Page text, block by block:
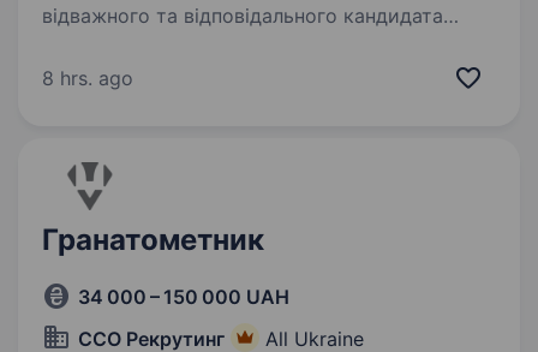
відважного та відповідального кандидата
включають участь у бойових діях, оборону
8 hrs. ago
Гранатометник
34 000 – 150 000 UAH
ССО Рекрутинг
All Ukraine